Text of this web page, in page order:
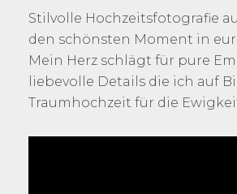
Stilvolle Hochzeitsfotografie
den schönsten Moment in
Mein Herz schlägt für pure
liebevolle Details die ich auf
Traumhochzeit für die